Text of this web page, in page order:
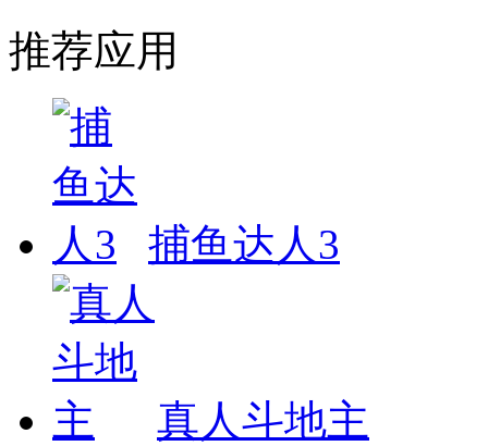
推荐应用
捕鱼达人3
真人斗地主